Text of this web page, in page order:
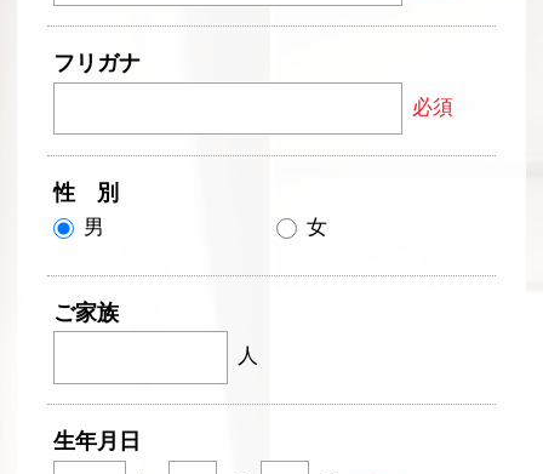
フリガナ
必須
性 別
男 女
ご家族
人
生年月日